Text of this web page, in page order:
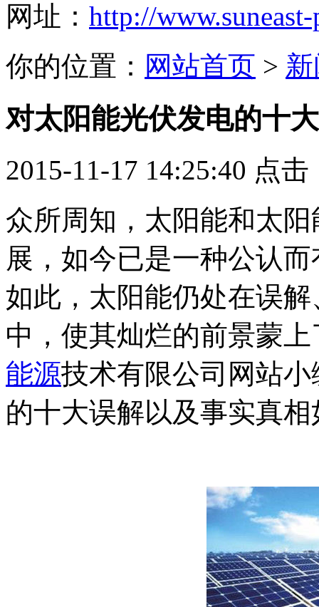
网址： http://
你的位置： 网站首页 >
对太阳能光伏发电的十
2015-11-17 14:25:40 点击
众所周知，太阳能和太
展，如今已是一种公认
如此，太阳能仍处在误
中，使其灿烂的前景蒙
能源技术有限公司网站
的十大误解以及事实真相